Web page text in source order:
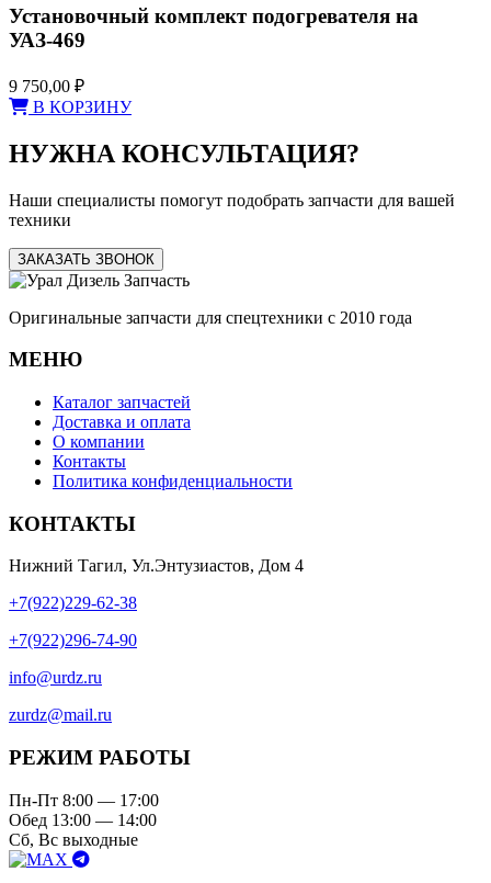
Установочный комплект подогревателя на
УАЗ-469
9 750,00 ₽
В КОРЗИНУ
НУЖНА КОНСУЛЬТАЦИЯ?
Наши специалисты помогут подобрать запчасти для вашей
техники
ЗАКАЗАТЬ ЗВОНОК
Оригинальные запчасти для спецтехники с 2010 года
МЕНЮ
Каталог запчастей
Доставка и оплата
О компании
Контакты
Политика конфиденциальности
КОНТАКТЫ
Нижний Тагил, Ул.Энтузиастов, Дом 4
+7(922)229-62-38
+7(922)296-74-90
info@urdz.ru
zurdz@mail.ru
РЕЖИМ РАБОТЫ
Пн-Пт 8:00 — 17:00
Обед 13:00 — 14:00
Сб, Вс выходные